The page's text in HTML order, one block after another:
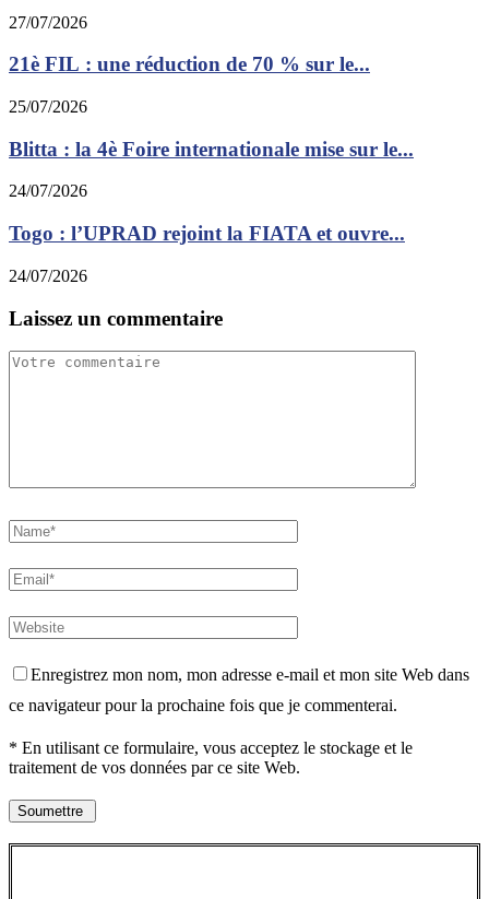
27/07/2026
21è FIL : une réduction de 70 % sur le...
25/07/2026
Blitta : la 4è Foire internationale mise sur le...
24/07/2026
Togo : l’UPRAD rejoint la FIATA et ouvre...
24/07/2026
Laissez un commentaire
Enregistrez mon nom, mon adresse e-mail et mon site Web dans
ce navigateur pour la prochaine fois que je commenterai.
* En utilisant ce formulaire, vous acceptez le stockage et le
traitement de vos données par ce site Web.